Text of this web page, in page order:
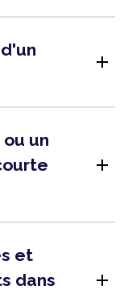
add
un
add
et
dans
add